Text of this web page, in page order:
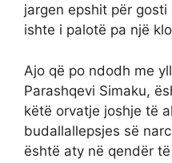
jargen epshit për
ishte i palotë pa një
Ajo që po ndodh me
Parashqevi Simaku,
këtë orvatje joshje të
budallallepsjes së
është aty në qendër